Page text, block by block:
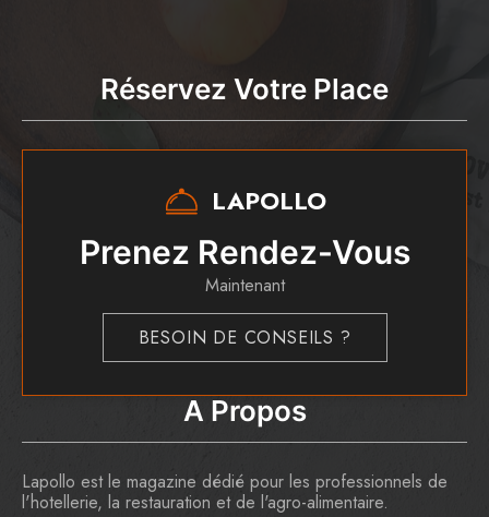
A Propos
Lapollo est le magazine dédié pour les professionnels de
l'hotellerie, la restauration et de l'agro-alimentaire.
Réservez Votre Place
LAPOLLO
Prenez Rendez-Vous
Maintenant
BESOIN DE CONSEILS ?